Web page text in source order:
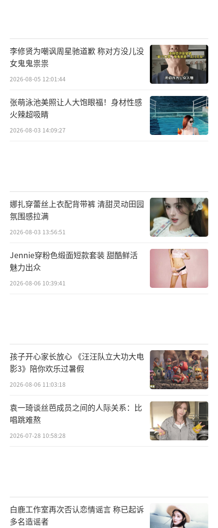
李修贤为嘲讽周星驰道歉 称对方没儿没
女鬼鬼祟祟
2026-08-05 12:01:44
张萌泳池美照让人大饱眼福！身材性感
火辣超吸睛
2026-08-03 14:09:27
娜扎穿蕾丝上衣配背带裤 清甜灵动田园
氛围感拉满
2026-08-03 13:56:51
Jennie穿粉色缎面短款套装 甜酷鲜活
魅力出众
2026-08-06 10:39:41
孩子开心家长放心 《汪汪队立大功大电
影3》陪你欢乐过暑假
2026-08-06 11:03:18
袁一琦谈丝芭成员之间的人际关系：比
唱跳难熬
2026-07-28 10:58:28
白鹿工作室再次否认恋情谣言 称已起诉
多名造谣者